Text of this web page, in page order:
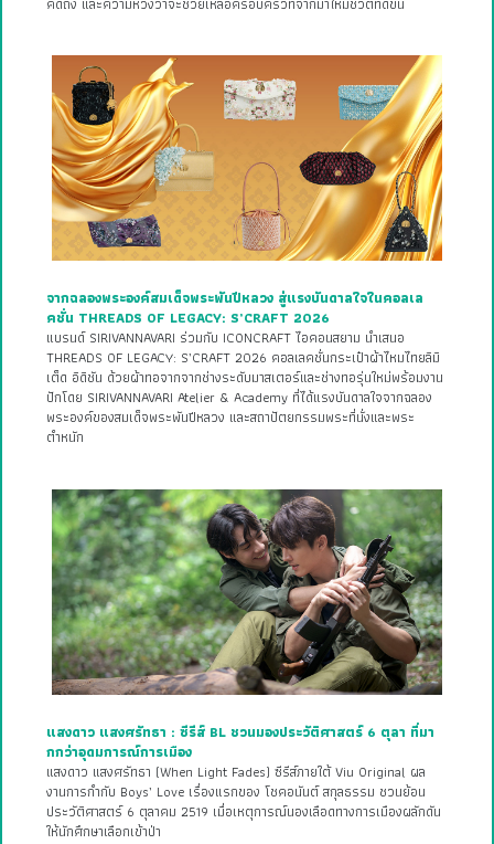
จากฉลองพระองค์สมเด็จพระพันปีหลวง สู่แรงบันดาลใจในคอลเล
คชั่น THREADS OF LEGACY: S’CRAFT 2026
แบรนด์ SIRIVANNAVARI ร่วมกับ ICONCRAFT ไอคอนสยาม นำเสนอ
THREADS OF LEGACY: S’CRAFT 2026 คอลเลคชั่นกระเป๋าผ้าไหมไทยลิมิ
เต็ด อิดิชัน ด้วยผ้าทอจากจากช่างระดับมาสเตอร์และช่างทอรุ่นใหม่พร้อมงาน
ปักโดย SIRIVANNAVARI Atelier & Academy ที่ได้แรงบันดาลใจจากฉลอง
พระองค์ของสมเด็จพระพันปีหลวง และสถาปัตยกรรมพระที่นั่งและพระ
ตำหนัก
แสงดาว แสงศรัทธา : ซีรีส์ BL ชวนมองประวัติศาสตร์ 6 ตุลา ที่มา
กกว่าอุดมการณ์การเมือง
แสงดาว แสงศรัทธา (When Light Fades) ซีรีส์ภายใต้ Viu Original ผล
งานการกำกับ Boys’ Love เรื่องแรกของ โชคอนันต์ สกุลธรรม ชวนย้อน
ประวัติศาสตร์ 6 ตุลาคม 2519 เมื่อเหตุการณ์นองเลือดทางการเมืองผลักดัน
ให้นักศึกษาเลือกเข้าป่า